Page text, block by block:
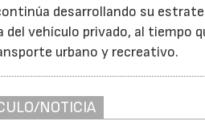
desarrollando su
del vehículo privado, al tiempo
urbano y recreativo.
NOTICIA